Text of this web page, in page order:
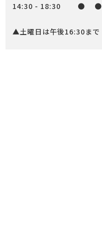
14:30 - 18:30
● ●
▲土曜日は午後16:30まで